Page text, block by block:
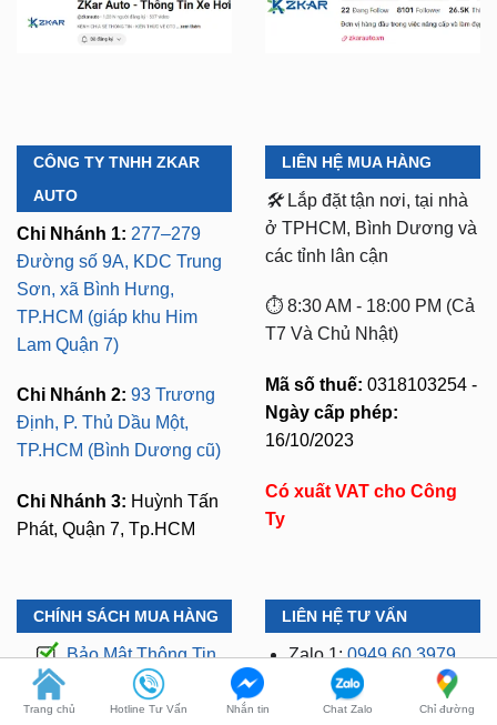
CÔNG TY TNHH ZKAR
AUTO
Chi Nhánh 1: 277–279
Đường số 9A, KDC Trung
Sơn, xã Bình Hưng,
TP.HCM (giáp khu Him
Lam Quận 7)
Chi Nhánh 2: 93 Trương
Định, P. Thủ Dầu Một,
TP.HCM (Bình Dương cũ)
Chi Nhánh 3: Huỳnh Tấn
Phát, Quận 7, Tp.HCM
LIÊN HỆ MUA HÀNG
🛠️ Lắp đặt tận nơi, tại nhà
ở TPHCM, Bình Dương và
các tỉnh lân cận
⏱️ 8:30 AM - 18:00 PM (Cả
T7 Và Chủ Nhật)
Mã số thuế: 0318103254 -
Ngày cấp phép:
16/10/2023
Có xuất VAT cho Công
Ty
CHÍNH SÁCH MUA HÀNG
Bảo Mật Thông Tin
Đổi Trả Hàng
LIÊN HỆ TƯ VẤN
Zalo 1:0949.60.3979
Zalo 2:0987.801.029
Trang chủ Hotline Tư Vấn Nhắn tin Chat Zalo Chỉ đường